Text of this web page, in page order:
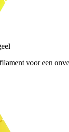
voor een